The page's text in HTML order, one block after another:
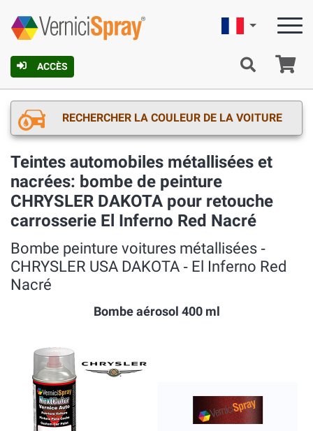
ACCÈS
Française
RECHERCHER LA COULEUR DE LA VOITURE
Teintes automobiles métallisées et
nacrées: bombe de peinture
CHRYSLER DAKOTA pour retouche
carrosserie El Inferno Red Nacré
Bombe peinture voitures métallisées ‐
CHRYSLER USA DAKOTA ‐ El Inferno Red
Nacré
Bombe aérosol 400 ml